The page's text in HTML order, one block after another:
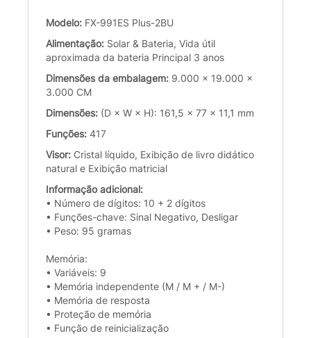
Modelo: FX-991ES Plus-2BU
Alimentação: Solar & Bateria, Vida útil
aproximada da bateria Principal 3 anos
Dimensões da embalagem: 9.000 x 19.000 x
3.000 CM
Dimensões: (D × W × H): 161,5 × 77 × 11,1 mm
Funções: 417
Visor: Cristal líquido, Exibição de livro didático
natural e Exibição matricial
Informação adicional:
• Número de dígitos: 10 + 2 dígitos
• Funções-chave: Sinal Negativo, Desligar
• Peso: 95 gramas
Memória:
• Variáveis: 9
• Memória independente (M / M + / M-)
• Memória de resposta
• Proteção de memória
• Função de reinicialização